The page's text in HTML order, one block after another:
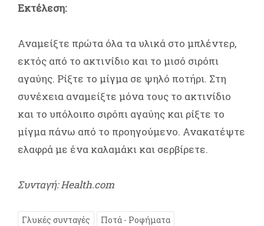
Εκτέλεση:
Αναμείξτε πρώτα όλα τα υλικά στο μπλέντερ,
εκτός από το ακτινίδιο και το μισό σιρόπι
αγαύης. Ρίξτε το μίγμα σε ψηλό ποτήρι. Στη
συνέχεια αναμείξτε μόνα τους το ακτινίδιο
και το υπόλοιπο σιρόπι αγαύης και ρίξτε το
μίγμα πάνω από το προηγούμενο. Ανακατέψτε
ελαφρά με ένα καλαμάκι και σερβίρετε.
Συνταγή: Health.com
Γλυκές συνταγές Ποτά - Ροφήματα